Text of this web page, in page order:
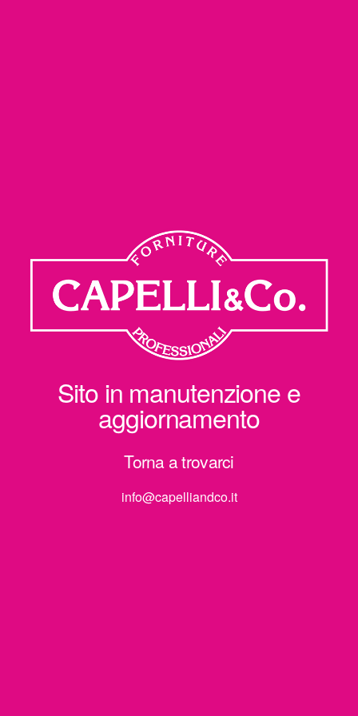
Sito in manutenzione e
aggiornamento
Torna a trovarci
info@capelliandco.it